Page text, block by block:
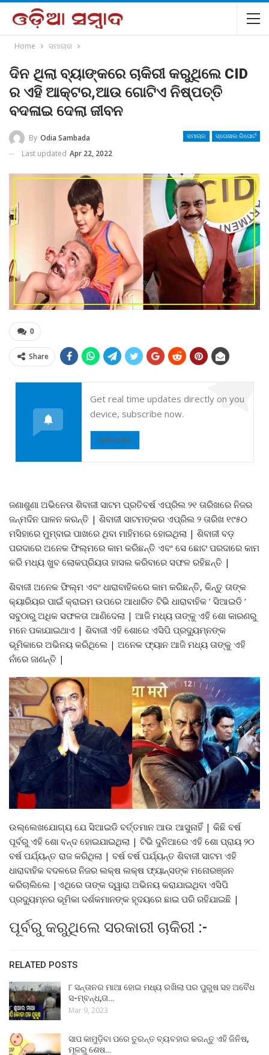
Home ସମାଚାର
ଦିନ ଥିଲା ବ୍ୟାଙ୍କରେ ଚାକିରୀ କରୁଥିଲେ CID
ର ଏହି ଆକ୍ଟର,ଆଉ ଗୋଟିଏ ନିଷ୍ପତ୍ତି
ବଦଳାଇ ଦେଲା ଜୀବନ
ସମାଚାର ସ୍ପେଶାଲ ରିପୋର୍ଟ
By Odia Sambada
Last updated Apr 22, 2022
0
Share
Get real time updates directly on you
device, subscribe now.
Subscribe
ଜଣାଶୁଣା ଅଭିନେତା ଶିବାଜୀ ସାଟମ ପ୍ରତିବର୍ଷ ଏପ୍ରିଲ ୨୧ ତାରିଖରେ ନିଜର
ଜନ୍ମଦିନ ପାଳନ କରନ୍ତି | ଶିବାଜୀ ସାଟମଙ୍କର ଏପ୍ରିଲ ୨ ତାରିଖ ୧୯୫୦
ମସିହାରେ ମୁମ୍ବାଇ ପାଖରେ ଥିବା ମାହିମରେ ହୋଇଥିଲା | ଶିବାଜୀ ବଡ଼
ପରଦାରେ ଅନେକ ଫିଲ୍ମରେ କାମ କରିଛନ୍ତି ଏବଂ ସେ ଛୋଟ ପରଦାରେ କାମ
କରି ମଧ୍ୟ ଖୁବ ଲୋକପ୍ରିୟତା ହାସଲ କରିବାରେ ସଫଳ ରହିଛନ୍ତି |
ଶିବାଜୀ ଅନେକ ଫିଲ୍ମ ଏବଂ ଧାରାବାହିକରେ କାମ କରିଛନ୍ତି, କିନ୍ତୁ ତାଙ୍କ
କ୍ୟାରିୟର ପାଇଁ କ୍ରାଇମ ଉପରେ ଆଧାରିତ ଟିଭି ଧାରାବାହିକ ‘ ସିଆଇଡି ‘
ସବୁଠାରୁ ଅଧିକ ସଫଳତା ଆଣିଦେଲା | ଆଜି ମଧ୍ୟ ତାଙ୍କୁ ଏହି ଶୋ କାରଣରୁ
ମନେ ପକାଯାଇଥାଏ | ଶିବାଜୀ ଏହି ଶୋରେ ଏସିପି ପ୍ରଦ୍ୟୁମ୍ନଙ୍କ
ଭୂମିକାରେ ଅଭିନୟ କରିଥିଲେ | ଅନେକ ଫ୍ୟାନ ଆଜି ମଧ୍ୟ ତାଙ୍କୁ ଏହି
ନାଁରେ ଜାଣନ୍ତି |
ଉଲ୍ଲେଖଯୋଗ୍ୟ ଯେ ସିଆଇଡି ବର୍ତ୍ତମାନ ଆଉ ଆସୁନାହିଁ | କିଛି ବର୍ଷ
ପୂର୍ବରୁ ଏହି ଶୋ ବନ୍ଦ ହୋଇଯାଇଥିଲା | ଟିଭି ଦୁନିଆରେ ଏହି ଶୋ ପ୍ରାୟ ୨୦
ବର୍ଷ ପର୍ଯ୍ୟନ୍ତ ରାଜ କରିଥିଲା | ବର୍ଷ ବର୍ଷ ପର୍ଯ୍ୟନ୍ତ ଶିବାଜୀ ସାଟମ ଏହି
ଧାରାବାହିକ ବଦଳରେ ନିଜର ଲକ୍ଷ ଲକ୍ଷ ଫ୍ୟାନ୍ସଙ୍କ ମନୋରଞ୍ଜନ
କରିଚାଲିଲେ |ଏଥିରେ ତାଙ୍କ ଦ୍ୱାରା ଅଭିନୟ କରାଯାଇଥିବା ଏସିପି
ପ୍ରଦ୍ୟୁମ୍ନର ଭୂମିକା ଦର୍ଶକମାନଙ୍କ ହୃଦୟରେ ଛାଇ ପରି ରହିଯାଇଛି |
ପୂର୍ବରୁ କରୁଥିଲେ ସରକାରୀ ଚାକିରୀ :-
RELATED POSTS
୮ ସନ୍ତାନର ମାଆ ହୋଇ ମଧ୍ୟ ରଖିଲା ପର ପୁରୁଷ ସହ ଅବୈଧ
ସ-ମ୍ବନ୍ଧ,ତା…
Mar 9, 2023
ସାପ କାମୁଡ଼ିବା ପରେ ତୁରନ୍ତ ବ୍ୟବହାର କରନ୍ତୁ ଏହି ଜିନିଷ,
ମୂଳରୁ ଶେଷ…